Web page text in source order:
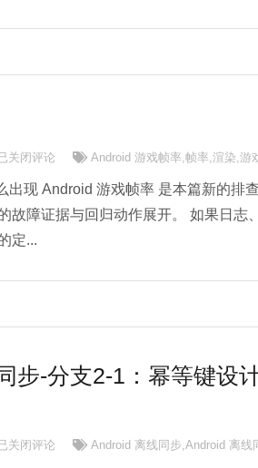
游戏帧率实战
关闭评论 Android 游戏帧率,帧率,渲染,游
现 Android 游戏帧率 是本篇新的排
故障证据与回归动作展开。 如果日志
定...
步-分支2-1：幂等键设
Android 离线同步-分支2-1：幂等键设计
关闭评论 Android 离线同步,Android 离线